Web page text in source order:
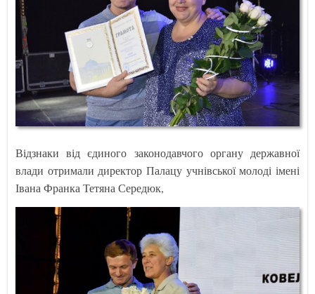
Відзнаки від єдиного законодавчого органу державної
влади отримали директор Палацу учнівської молоді імені
Івана Франка Тетяна Середюк,